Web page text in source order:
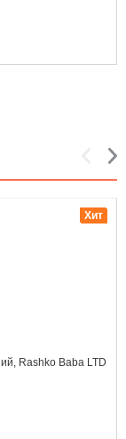
Rashko Baba LTD
Хит